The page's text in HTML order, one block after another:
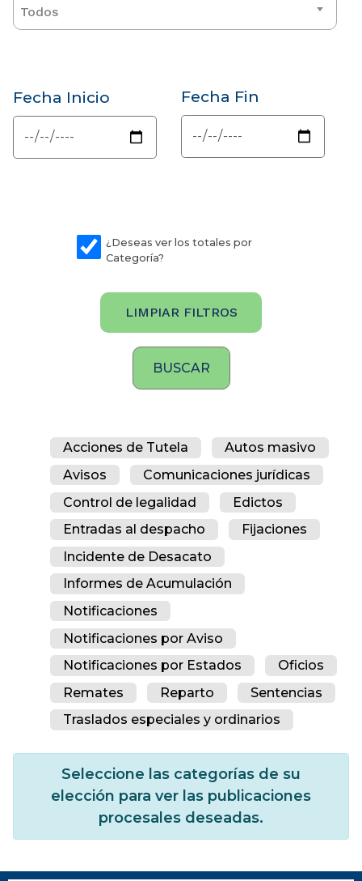
Todos
Fecha Inicio Fecha Fin
¿Deseas ver los totales por
Categoría?
LIMPIAR FILTROS
Acciones de Tutela
Autos masivo
Avisos
Comunicaciones jurídicas
Control de legalidad
Edictos
Entradas al despacho
Fijaciones
Incidente de Desacato
Informes de Acumulación
Notificaciones
Notificaciones por Aviso
Notificaciones por Estados
Oficios
Remates
Reparto
Sentencias
Traslados especiales y ordinarios
Seleccione las categorías de su
elección para ver las publicaciones
procesales deseadas.